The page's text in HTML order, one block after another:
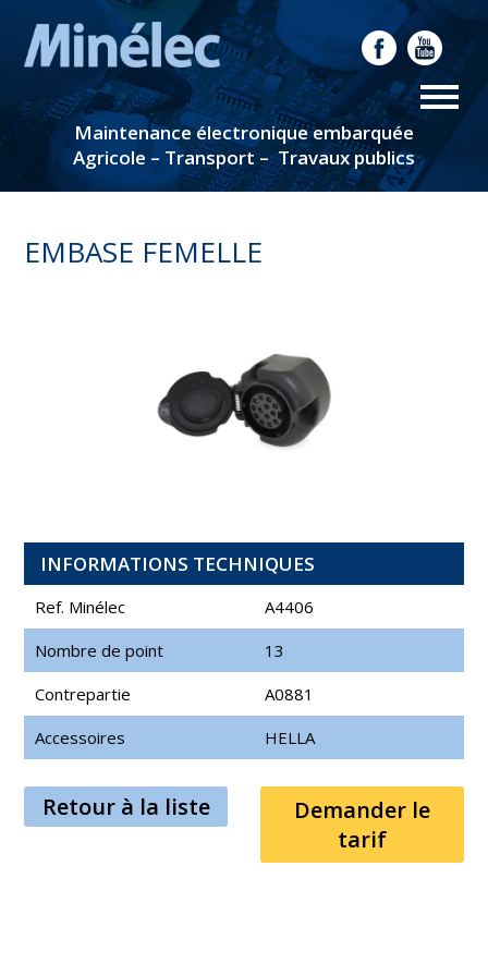
Maintenance électronique embarquée
Agricole – Transport – Travaux publics
EMBASE FEMELLE
INFORMATIONS TECHNIQUES
Ref. Minélec
A4406
Nombre de point
13
Contrepartie
A0881
Accessoires
HELLA
Retour à la liste
Demander le
tarif